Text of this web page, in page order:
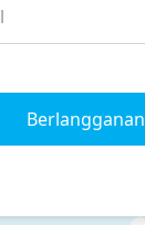
Berlangganan